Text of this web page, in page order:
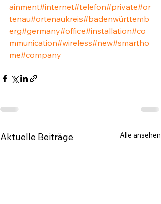
ainment#internet#telefon#private#or
tenau#ortenaukreis#badenwürttemb
erg#germany#office#installation#co
mmunication#wireless#new#smartho
me#company
Aktuelle Beiträge Alle ansehen